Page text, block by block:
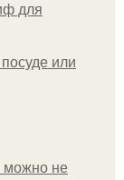
для
или
можно не